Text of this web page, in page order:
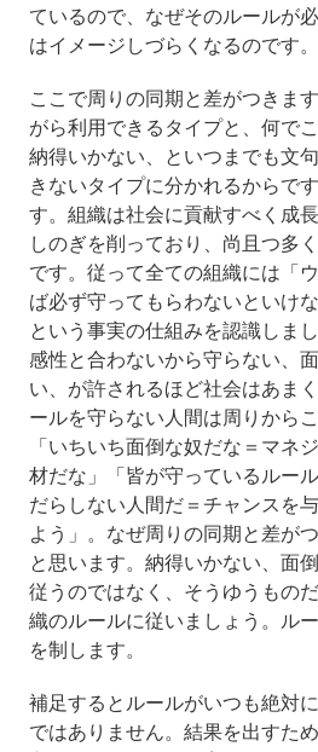
ているので、なぜそのルールが
はイメージしづらくなるのです。
ここで周りの同期と差がつきま
がら利用できるタイプと、何で
納得いかない、といつまでも文
きないタイプに分かれるからで
す。組織は社会に貢献すべく成
しのぎを削っており、尚且つ多
です。従って全ての組織には「
ば必ず守ってもらわないといけ
という事実の仕組みを認識しま
感性と合わないから守らない、
い、が許されるほど社会はあま
ールを守らない人間は周りから
「いちいち面倒な奴だな＝マネ
材だな」「皆が守っているルー
だらしない人間だ＝チャンスを
よう」。なぜ周りの同期と差が
と思います。納得いかない、面
従うのではなく、そうゆうもの
織のルールに従いましょう。ル
を制します。
補足するとルールがいつも絶対
ではありません。結果を出すた